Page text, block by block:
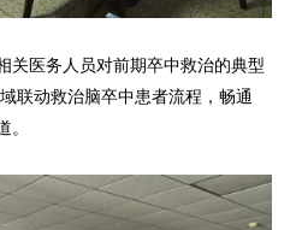
医务人员对前期卒中救治的典型
联动救治脑卒中患者流程，畅通
。